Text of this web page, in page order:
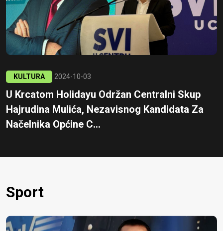
KULTURA 2024-10-03
U Krcatom Holidayu Održan Centralni Skup
Hajrudina Mulića, Nezavisnog Kandidata Za
Načelnika Općine C...
Sport